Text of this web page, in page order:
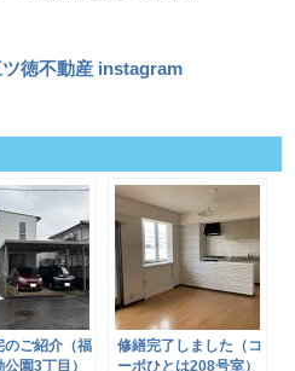
徳不動産 instagram
のご紹介（福
園3丁目）
修繕完了しました（コ
ーポひとは208号室）